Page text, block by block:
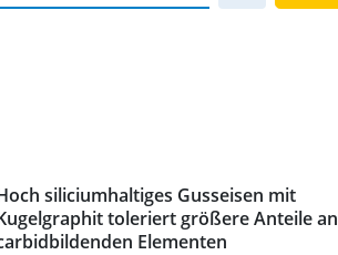
siliciumhaltiges Gusseisen mit
toleriert größere Anteile an
Elementen